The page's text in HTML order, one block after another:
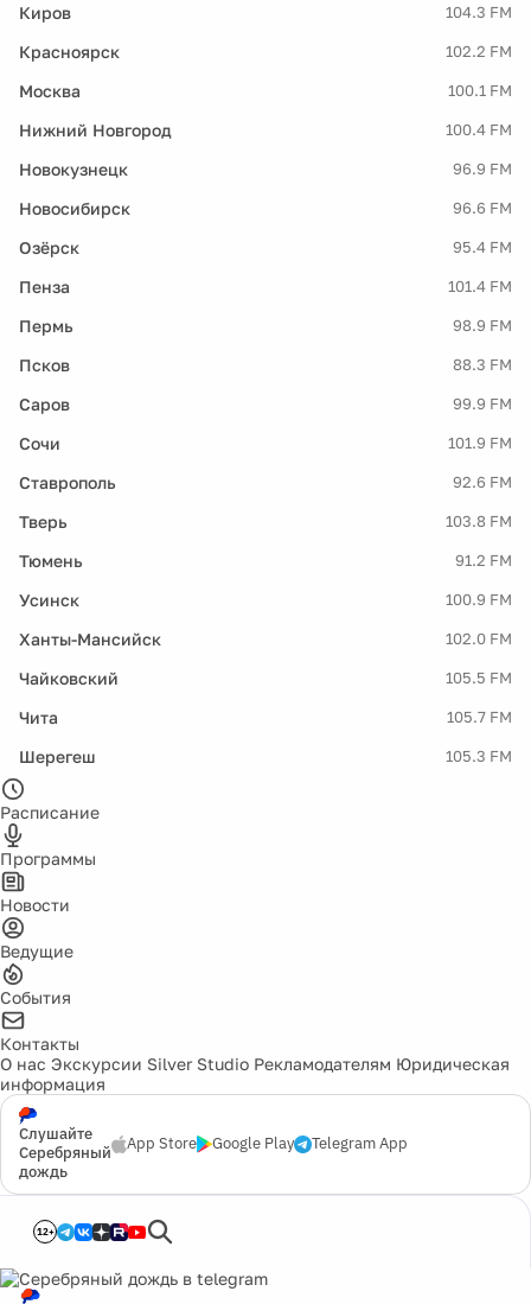
Киров 104.3 FM
Красноярск 102.2 FM
Москва 100.1 FM
Нижний Новгород 100.4 FM
Новокузнецк 96.9 FM
Новосибирск 96.6 FM
Озёрск 95.4 FM
Пенза 101.4 FM
Пермь 98.9 FM
Псков 88.3 FM
Саров 99.9 FM
Сочи 101.9 FM
Ставрополь 92.6 FM
Тверь 103.8 FM
Тюмень 91.2 FM
Усинск 100.9 FM
Ханты-Мансийск 102.0 FM
Чайковский 105.5 FM
Чита 105.7 FM
Шерегеш 105.3 FM
Расписание
Программы
Новости
Ведущие
События
Контакты
О нас Экскурсии Silver Studio Рекламодателям Юридическая
информация
Слушайте
Серебряный
дождь
App Store Google Play Telegram App
12+